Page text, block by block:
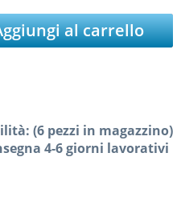
al carrello
(6 pezzi in magazzino)
4-6 giorni lavorativi